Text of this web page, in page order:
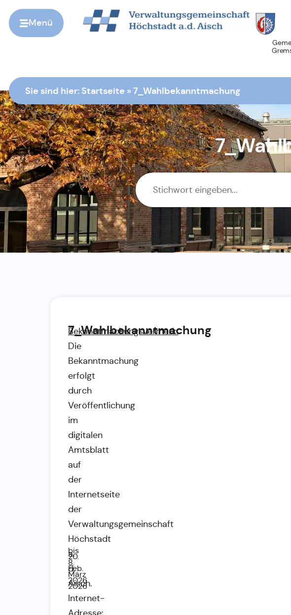
Menü
Sie sind hier: Startseite » 7_Wahlbekanntmachung
20.
Feb.
2026
bis
8.
März
2026
7_Wahlbekanntmachung
Bekanntmachungsvermerk:
Die
Bekanntmachung
erfolgt
durch
Veröffentlichung
im
digitalen
Amtsblatt
auf
der
Internetseite
der
Verwaltungsgemeinschaft
Höchstadt
a.
d.
Aisch.
Internet-